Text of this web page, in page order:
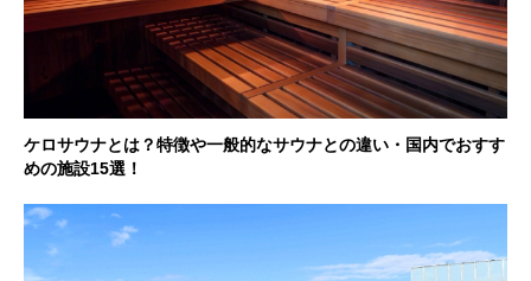
ケロサウナとは？特徴や一般的なサウナとの違い・国内でおすす
めの施設15選！